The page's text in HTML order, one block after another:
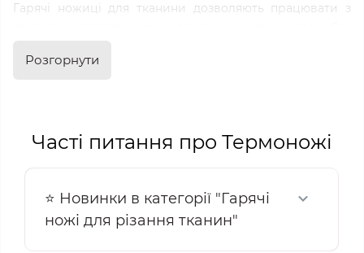
Гарячі ножиці для тканини дозволяють працювати з
осипанню матеріалу, збільшуючи акуратність і
схожий на паяльник, зручний в експлуатації.
тасьми, строп, банерів.
Настільний терморізак — має фіксовану робочу
Розгорнути
Часті питання про Термоножі
⭐ Новинки в категорії "Гарячі
ножі для різання тканин"